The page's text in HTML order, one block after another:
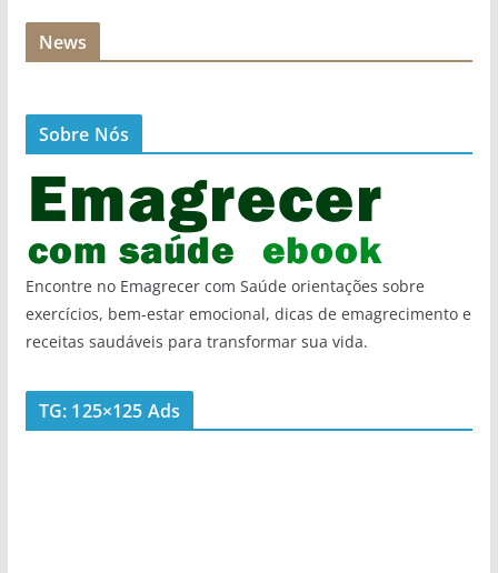
News
Sobre Nós
Encontre no Emagrecer com Saúde orientações sobre
exercícios, bem-estar emocional, dicas de emagrecimento e
receitas saudáveis para transformar sua vida.
TG: 125×125 Ads